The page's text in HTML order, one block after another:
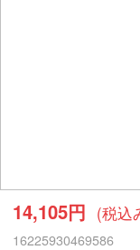
14,105円 (税込
16225930469586